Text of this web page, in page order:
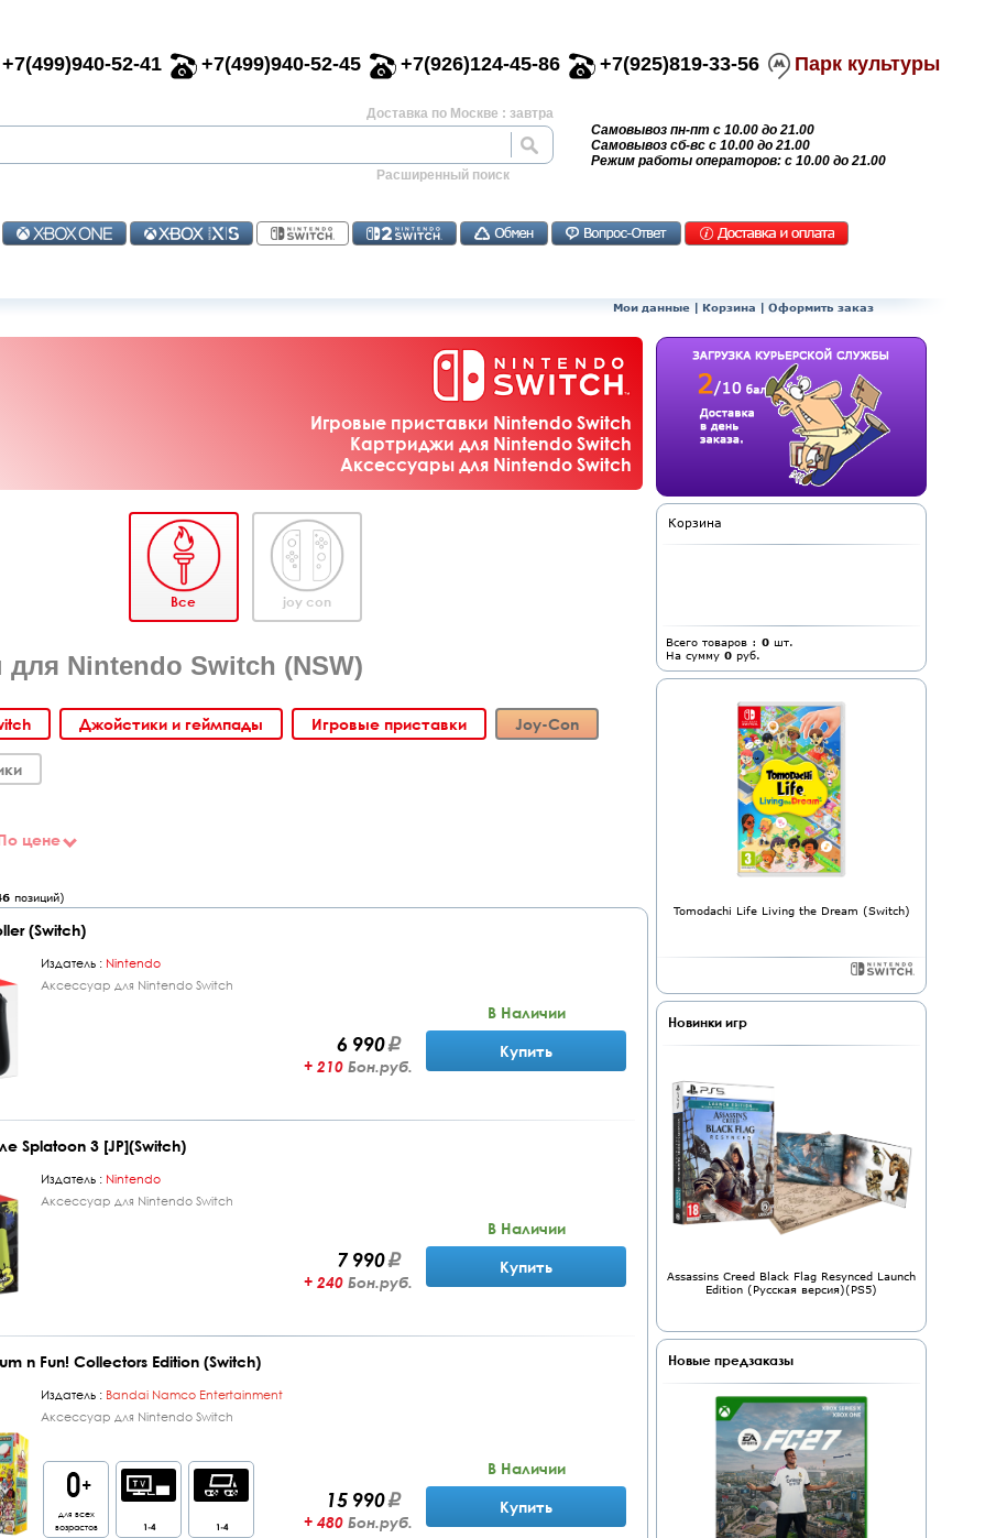
+7(499)940-52-41 +7(499)940-52-45 +7(926)124-45-86 +7(925)819-33-56 Парк культуры
Доставка по Москве : завтра
Расширенный поиск
Самовывоз пн-пт с 10.00 до 21.00
Самовывоз сб-вс с 10.00 до 21.00
Режим работы операторов: с 10.00 до 21.00
Мои данные | Корзина | Оформить заказ
Игровые приставки Nintendo Switch
Картриджи для Nintendo Switch
Аксессуары для Nintendo Switch
Все joy con
для Nintendo Switch (NSW)
Джойстики и геймпады Игровые приставки Joy-Con
цене
позиций)
(Switch)
Издатель : Nintendo
Аксессуар для Nintendo Switch
6 990
+ 210 Бон.руб.
В Наличии
Купить
Splatoon 3 [JP](Switch)
Издатель : Nintendo
Аксессуар для Nintendo Switch
7 990
+ 240 Бон.руб.
В Наличии
Купить
n Fun! Collectors Edition (Switch)
Издатель : Bandai Namco Entertainment
Аксессуар для Nintendo Switch
для всех
возрастов
1-4 1-4
15 990
+ 480 Бон.руб.
В Наличии
Купить
Корзина
Всего товаров : 0 шт.
На сумму 0 руб.
Tomodachi Life Living the Dream (Switch)
Новинки игр
Assassins Creed Black Flag Resynced Launch
Edition (Русская версия)(PS5)
Новые предзаказы